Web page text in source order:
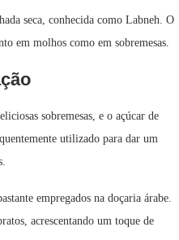
seca, conhecida como Labneh. O
em molhos como em sobremesas.
sobremesas, e o açúcar de
utilizado para dar um
empregados na doçaria árabe.
acrescentando um toque de